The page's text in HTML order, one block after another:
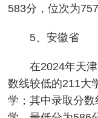
583分，位次为
5、安徽省
在2024年天
数线较低的211大
学；其中录取分